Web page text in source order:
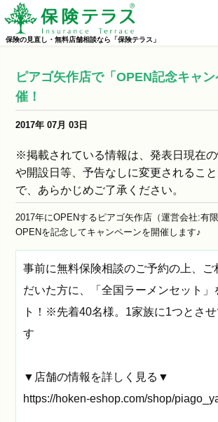
保険の見直し・無料店舗相談なら「保険テラス」
ピアゴ矢作店で「OPEN記念キャ
催！
2017年 07月 03日
※掲載されている情報は、発表日現在
や開設日等、予告なしに変更されるこ
で、あらかじめご了承ください。
2017年にOPENするピアゴ矢作店（運営会社:有
OPENを記念してキャンペーンを開催します♪
事前に無料保険相談のご予約の上、ご
だいた方に、「全国ラーメンセット」
ト！※先着40名様。1家族に1つとさせ
す
▼店舗の情報を詳しく見る▼
https://hoken-eshop.com/shop/